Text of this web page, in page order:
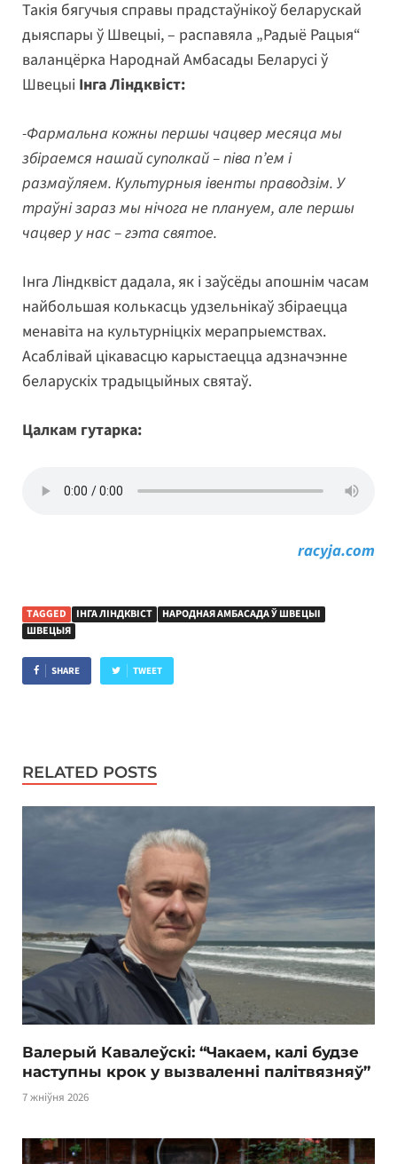
Такія бягучыя справы прадстаўнікоў беларускай
дыяспары ў Швецыі, – распавяла „Радыё Рацыя“
валанцёрка Народнай Амбасады Беларусі ў
Швецыі Інга Ліндквіст:
-Фармальна кожны першы чацвер месяца мы
збіраемся нашай суполкай – піва п’ем і
размаўляем. Культурныя івенты праводзім. У
траўні зараз мы нічога не плануем, але першы
чацвер у нас – гэта святое.
Інга Ліндквіст дадала, як і заўсёды апошнім часам
найбольшая колькасць удзельнікаў збіраецца
менавіта на культурніцкіх мерапрыемствах.
Асаблівай цікавасцю карыстаецца адзначэнне
беларускіх традыцыйных святаў.
Цалкам гутарка:
racyja.com
TAGGED ІНГА ЛІНДКВІСТ
НАРОДНАЯ АМБАСАДА Ў ШВЕЦЫІ
ШВЕЦЫЯ
SHARE TWEET
RELATED POSTS
Валерый Кавалеўскі: “Чакаем, калі будзе
наступны крок у вызваленні палітвязняў”
7 жніўня 2026